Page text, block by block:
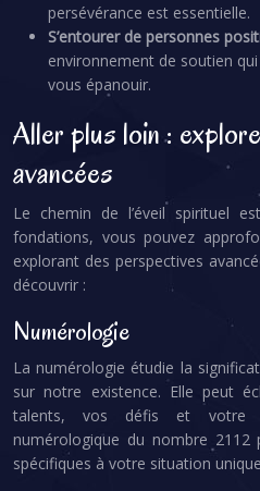
persévérance est essentielle.
S’entourer de personnes
environnement de soutien
vous épanouir.
Aller plus loin :
avancées
Le chemin de l’éveil spirituel
fondations, vous pouvez
explorant des perspectives
découvrir :
Numérologie
La numérologie étudie la
sur notre existence. Elle peut
talents, vos défis et votre
numérologique du nombre
spécifiques à votre situation